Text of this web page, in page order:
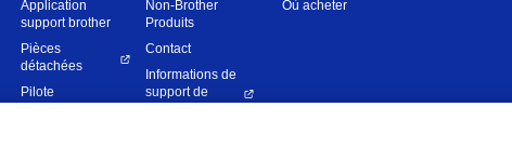
Application
support brother
Pièces
détachées
Pilote
Non-Brother
Produits
Contact
Informations de
support de
Où acheter